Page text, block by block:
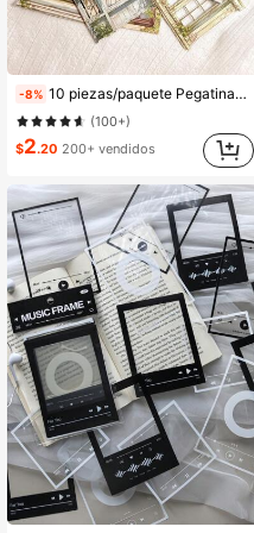
4.92 16K Seguidores
16K Seguidores
-8% 10 piezas/paquete Pegatinas de ventana vintage, para manualidades, scrapbooking, creación de tarjetas, planificadores, decoraciones DIY, útiles escolares, vuelta al colegio
(100+)
$2.20 200+ vendidos